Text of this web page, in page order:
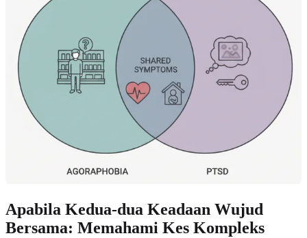
Apabila Kedua-dua Keadaan Wujud
Bersama: Memahami Kes Kompleks